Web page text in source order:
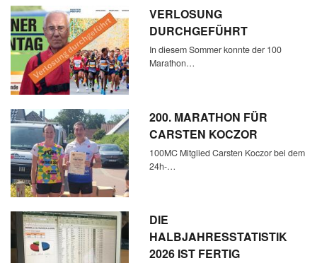
VERLOSUNG
DURCHGEFÜHRT
In diesem Sommer konnte der 100
Marathon…
200. MARATHON FÜR
CARSTEN KOCZOR
100MC Mitglied Carsten Koczor bei dem
24h-…
DIE
HALBJAHRESSTATISTIK
2026 IST FERTIG